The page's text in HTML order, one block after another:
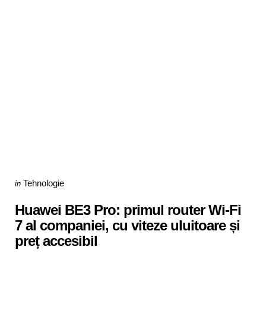
Categories
Posted
in Tehnologie
Huawei BE3 Pro: primul router Wi-Fi
7 al companiei, cu viteze uluitoare și
preț accesibil